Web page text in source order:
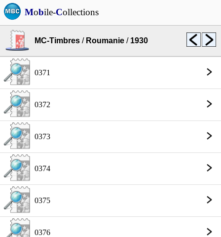
Mobile-Collections
MC-Timbres / Roumanie / 1930
0371
0372
0373
0374
0375
0376